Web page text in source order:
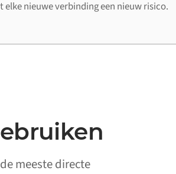
nieuwe verbinding een nieuw risico.
meeste directe